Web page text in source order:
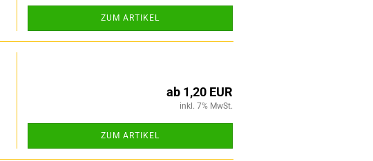
ZUM ARTIKEL
ab 1,20 EUR
inkl. 7% MwSt.
ZUM ARTIKEL